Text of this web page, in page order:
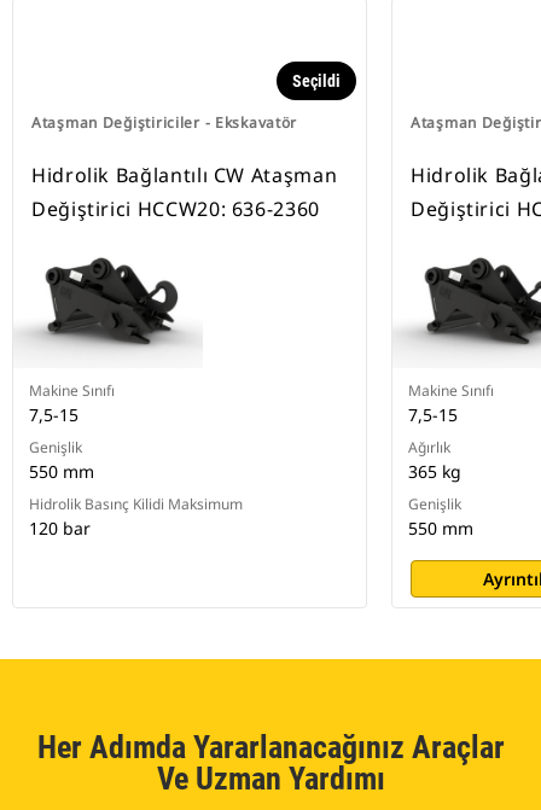
Ataşman Değiştiriciler - Ekskavatör
Seçildi
Hidrolik Bağlantılı CW Ataşman
Değiştirici HCCW20: 636-2360
Makine Sınıfı
7,5-15
Genişlik
550 mm
Hidrolik Basınç Kilidi Maksimum
120 bar
Ataşman
Hidrolik
Değiştirici
Makine Sınıfı
7,5-15
Ağırlık
365 kg
Genişlik
550 mm
Her Adımda Yararlanacağınız Araçlar
Ve Uzman Yardımı